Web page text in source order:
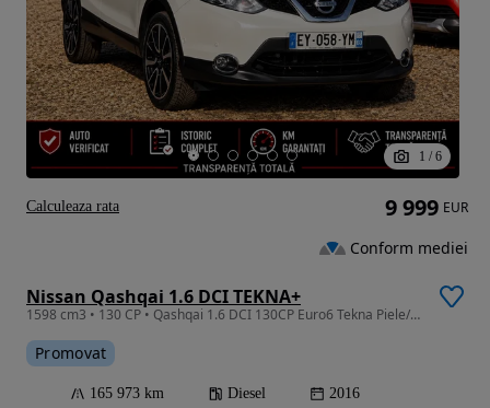
1 / 6
Nissan Qashqai 1.6 DCI TEKNA+
1598 cm3 • 130 CP • Qashqai 1.6 DCI 130CP Euro6 Tekna Piele/ Full Led / Panoramic
Promovat
165 973 km Diesel 2016
9 999 EUR
Conform mediei
Calculeaza rata